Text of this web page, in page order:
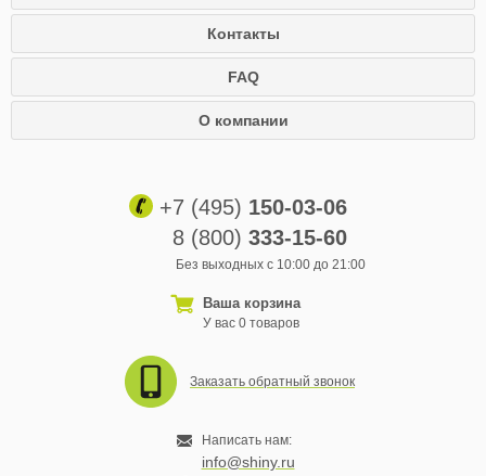
Контакты
FAQ
О компании
+7 (495) 150-03-06
8 (800) 333-15-60
Без выходных с 10:00 до 21:00
Ваша корзина
У вас 0 товаров
Заказать обратный звонок
Написать нам:
info@shiny.ru